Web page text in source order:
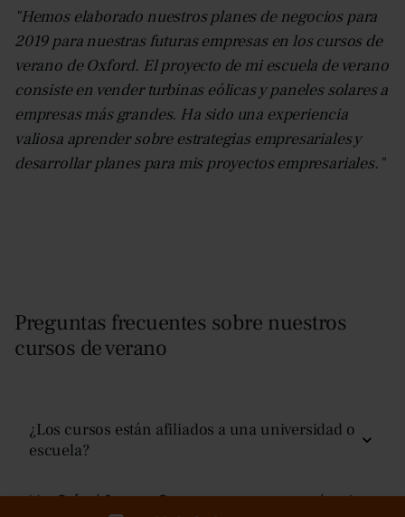
"Hemos elaborado nuestros planes de negocios para
2019 para nuestras futuras empresas en los cursos de
verano de Oxford. El proyecto de mi escuela de verano
consiste en vender turbinas eólicas y paneles solares a
empresas más grandes. Ha sido una experiencia
valiosa aprender sobre estrategias empresariales y
desarrollar planes para mis proyectos empresariales."
Preguntas frecuentes sobre nuestros
cursos de verano
¿Los cursos están afiliados a una universidad o
escuela?
No, Oxford Summer Courses es una empresa educativa